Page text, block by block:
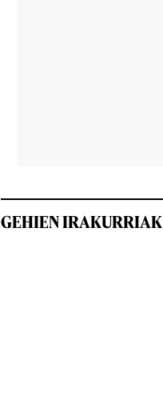
GEHIEN IRAKURRIAK